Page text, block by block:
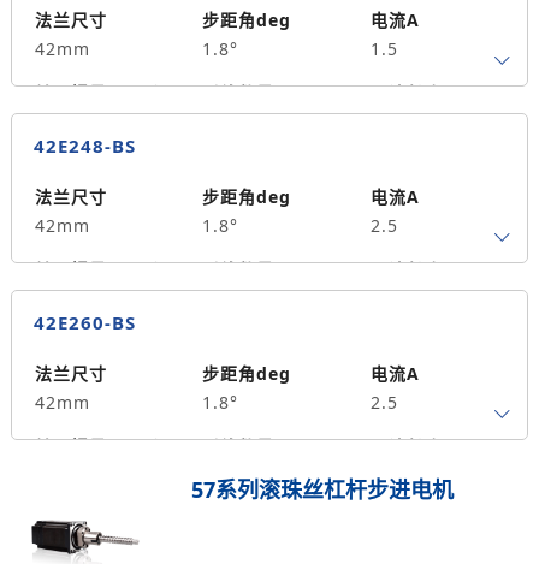
35
法兰尺寸
42mm
步距角deg
1.8°
电流A
1.5
转子惯量g.cm²
4
引线数量
40
马达长度mm
0.4
55
42E248-BS
法兰尺寸
42mm
步距角deg
1.8°
电流A
2.5
转子惯量g.cm²
4
引线数量
48
马达长度mm
0.5
70
42E260-BS
法兰尺寸
42mm
步距角deg
1.8°
电流A
2.5
转子惯量g.cm²
引线数量
60
马达长度mm
0.7
保持力矩N.m
105
57系列滚珠丝杠杆步进电机